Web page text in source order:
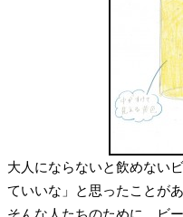
大人にならないと飲めない
ていいな」と思ったことがあ